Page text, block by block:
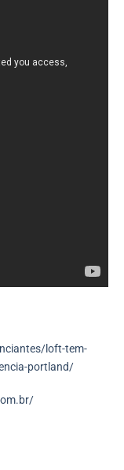
loft-tem-
portland/